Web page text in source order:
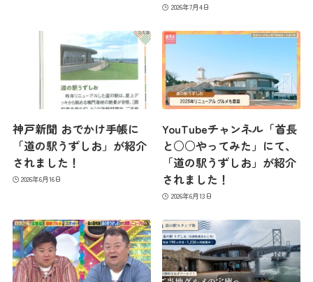
2026年7月4日
神戸新聞 おでかけ手帳に
「道の駅うずしお」が紹介
されました！
2026年6月16日
YouTubeチャンネル「首長
と○○やってみた」にて、
「道の駅うずしお」が紹介
されました！
2026年6月13日